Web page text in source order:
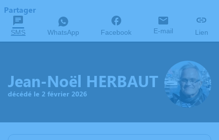
Partager
SMS WhatsApp Facebook E-mail Lien
Jean-Noël HERBAUT
décédé le 2 février 2026